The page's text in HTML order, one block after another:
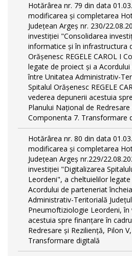
Hotărârea nr. 79 din data
modificarea și completarea
Județean Argeș nr. 230/
investiției "Consolidarea
informatice și în infrastructura
Orășenesc REGELE CAROL I
legate de proiect și a
între Unitatea Administrativ-
Spitalul Orășenesc REGELE
vederea depunerii acestuia
Planului Național de
Componenta 7. Transformare
Hotărârea nr. 80 din data
modificarea și completarea
Județean Argeș nr.229/
investiției "Digitalizarea
Leordeni", a cheltuielilor
Acordului de parteneriat
Administrativ-Teritorială
Pneumoftiziologie Leordeni, în
acestuia spre finanțare în
Redresare și Reziliență, Pilon
Transformare digitală